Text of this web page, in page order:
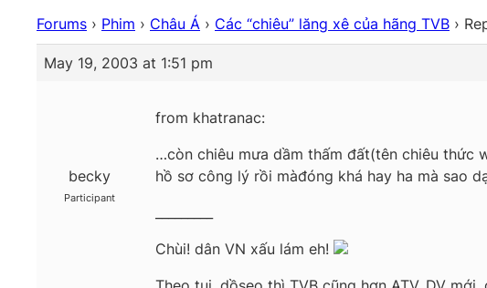
Forums › Phim › Châu Á › Các “chiêu” lăng xê của hãng TVB ›
May 19, 2003 at 1:51 pm
becky
Participant
from khatranac:
…còn chiêu mưa dầm thấm đất(tên chiêu thức
hồ sơ công lý rồi màđóng khá hay ha mà sao
Chùi! dân VN xấu lám eh!